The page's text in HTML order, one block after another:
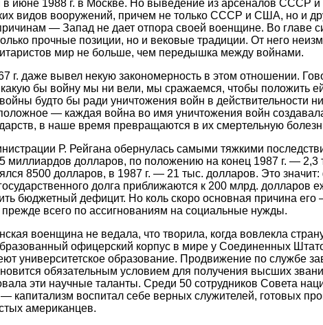
июне 1988 г. в Москве. Но выведение из арсеналов СССР и
видов вооружений, причем не только СССР и США, но и
— Запад не дает отпора своей военщине. Во главе
прочные позиции, но и вековые традиции. От него
мир не больше, чем передышка между войнами.
г. даже вывел некую закономерность в этом отношении.
бы войну мы ни вели, мы сражаемся, чтобы положить
будто бы ради уничтожения войн в действительности
— каждая война во имя уничтожения войн
в наше время превращаются в их смертельную
Р. Рейгана обернулась самыми тяжкими
миллиардов долларов, по положению на конец 1987 г. — 2,3
8500 долларов, в 1987 г. — 21 тыс. долларов. Это
долга приближаются к 200 млрд. долларов
бюджетный дефицит. Но коль скоро основная причина
всего по ассигнованиям на социальные нужды.
военщина не ведала, что творила, когда вовлекла
офицерский корпус в мире у Соединенных
университетское образование. Продвижение по службе
обязательным условием для получения высших
эти научные таланты. Среди 50 сотрудников Совета
капитализм воспитал себе верных служителей, готовых
американцев.